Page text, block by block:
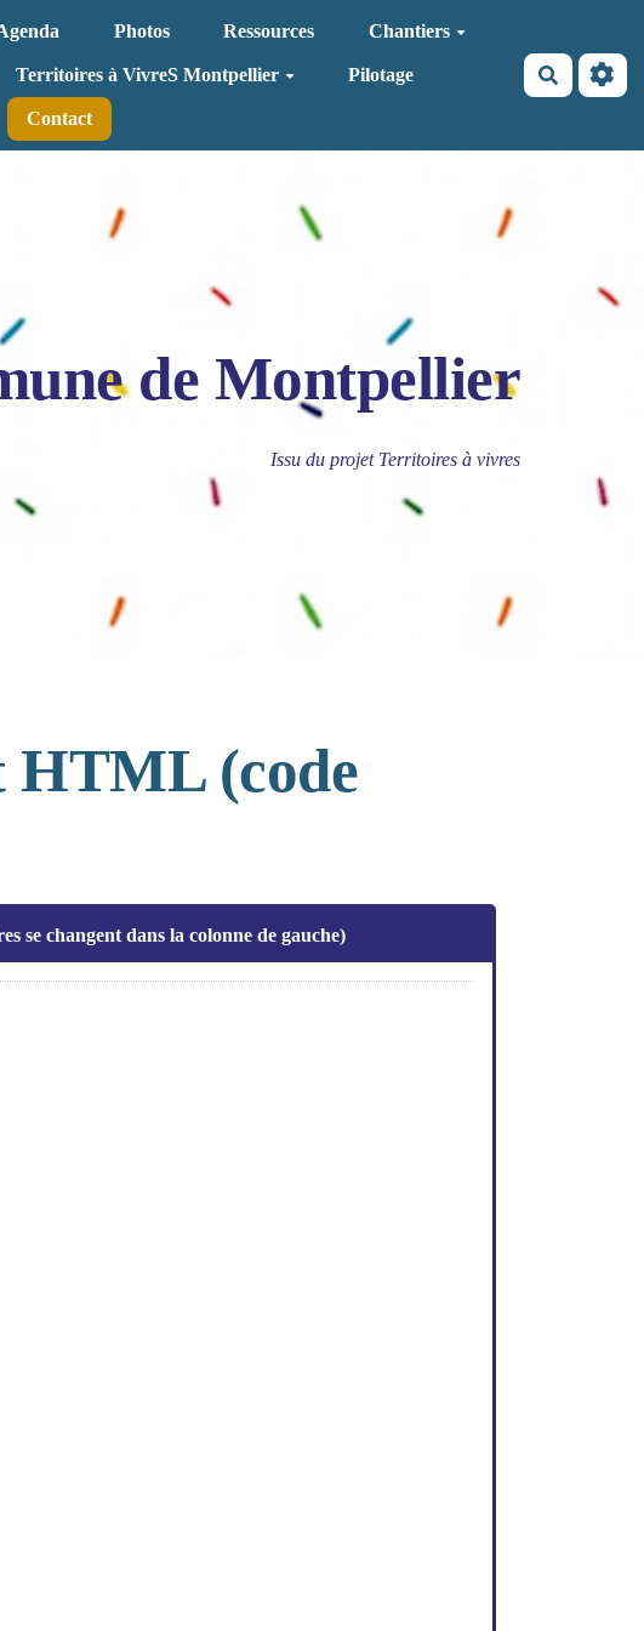
Photos Ressources Chantiers
Territoires à VivreS Montpellier Pilotage
Contact
de Montpellier
Issu du projet Territoires à vivres
HTML (code
se changent dans la colonne de gauche)